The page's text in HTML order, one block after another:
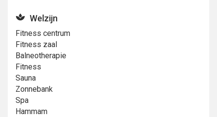
Welzijn
Fitness centrum
Fitness zaal
Balneotherapie
Fitness
Sauna
Zonnebank
Spa
Hammam